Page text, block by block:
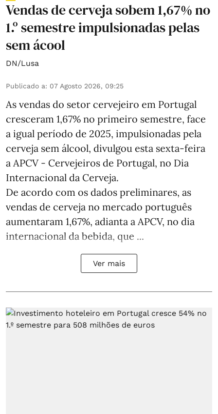
Vendas de cerveja sobem 1,67% no
1.º semestre impulsionadas pelas
sem ácool
DN/Lusa
Publicado a: 07 Agosto 2026, 09:25
As vendas do setor cervejeiro em Portugal
cresceram 1,67% no primeiro semestre, face
a igual período de 2025, impulsionadas pela
cerveja sem álcool, divulgou esta sexta-feira
a APCV - Cervejeiros de Portugal, no Dia
Internacional da Cerveja.
De acordo com os dados preliminares, as
vendas de cerveja no mercado português
aumentaram 1,67%, adianta a APCV, no dia
internacional da bebida, que ...
Ver mais